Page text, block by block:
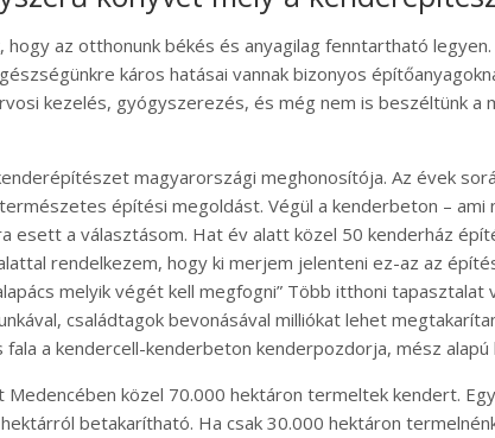
hogy az otthonunk békés és anyagilag fenntartható
káros hatásai vannak bizonyos
kezelés, gyógyszerezés, és még nem is beszéltünk a
magyarországi meghonosítója. Az évek
építési megoldást. Végül a kenderbeton – ami
esett a választásom. Hat év alatt közel 50 kenderház
rendelkezem, hogy ki merjem jelenteni ez-az az
melyik végét kell megfogni” Több itthoni tapasztalat
családtagok bevonásával milliókat lehet
a kendercell-kenderbeton kenderpozdorja, mész
Medencében közel 70.000 hektáron termeltek kendert.
betakarítható. Ha csak 30.000 hektáron